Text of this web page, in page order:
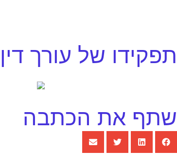
תפקידו של עורך
שתף את הכתבה